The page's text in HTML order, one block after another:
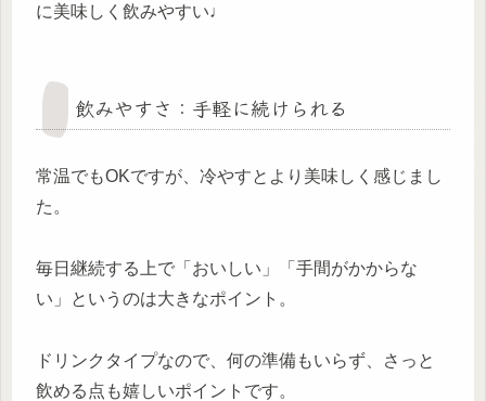
に美味しく飲みやすい♩
飲みやすさ：手軽に続けられる
常温でもOKですが、冷やすとより美味しく感じまし
た。
毎日継続する上で「おいしい」「手間がかからな
い」というのは大きなポイント。
ドリンクタイプなので、何の準備もいらず、さっと
飲める点も嬉しいポイントです。